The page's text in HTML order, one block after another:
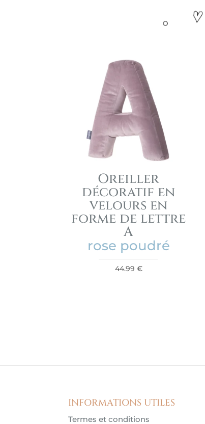
Oreiller
décoratif en
velours en
forme de lettre
A
rose poudré
44.99 €
INFORMATIONS UTILES
Termes et conditions